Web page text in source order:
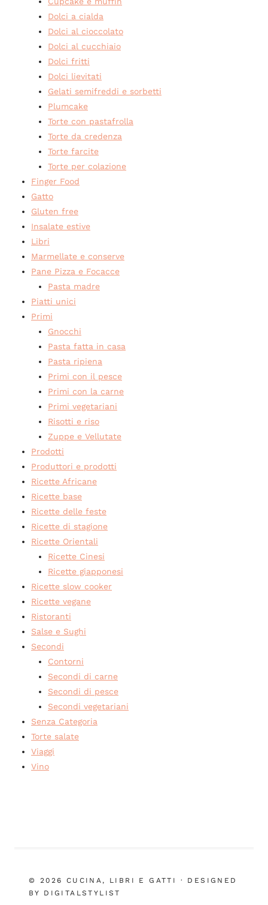
Dolci a cialda
Dolci al cioccolato
Dolci al cucchiaio
Dolci fritti
Dolci lievitati
Gelati semifreddi e sorbetti
Plumcake
Torte con pastafrolla
Torte da credenza
Torte farcite
Torte per colazione
Finger Food
Gatto
Gluten free
Insalate estive
Libri
Marmellate e conserve
Pane Pizza e Focacce
Pasta madre
Piatti unici
Primi
Gnocchi
Pasta fatta in casa
Pasta ripiena
Primi con il pesce
Primi con la carne
Primi vegetariani
Risotti e riso
Zuppe e Vellutate
Prodotti
Produttori e prodotti
Ricette Africane
Ricette base
Ricette delle feste
Ricette di stagione
Ricette Orientali
Ricette Cinesi
Ricette giapponesi
Ricette slow cooker
Ricette vegane
Ristoranti
Salse e Sughi
Secondi
Contorni
Secondi di carne
Secondi di pesce
Secondi vegetariani
Senza Categoria
Torte salate
Viaggi
Vino
© 2026 CUCINA, LIBRI E GATTI · DESIGNED
BY DIGITALSTYLIST